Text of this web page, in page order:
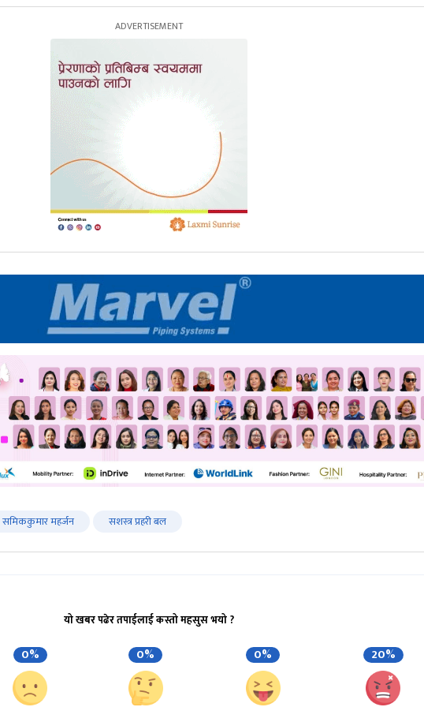
समिककुमार महर्जन सशस्त्र प्रहरी बल
यो खबर पढेर तपाईलाई कस्तो महसुस भयो ?
0% 0% 0% 20%